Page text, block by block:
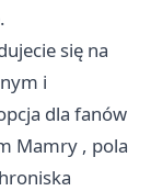
się na
i
dla fanów
Mamry , pola